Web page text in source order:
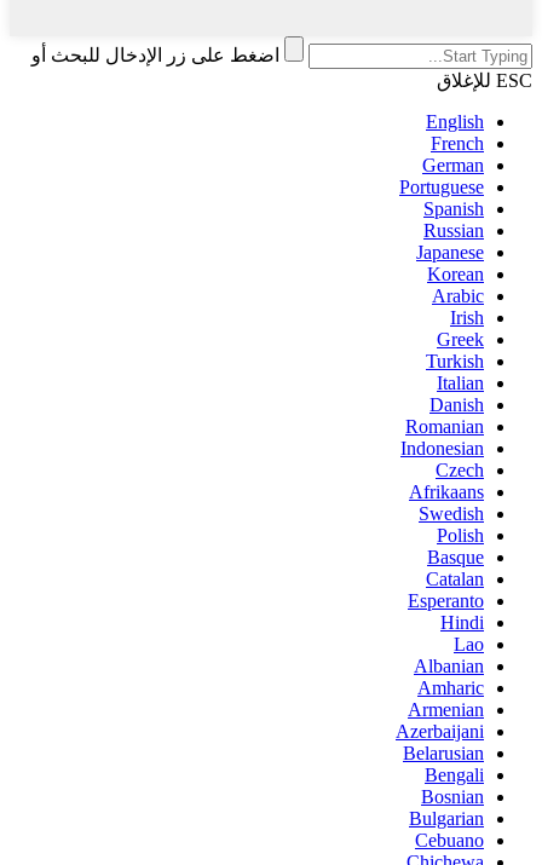
اضغط على زر الإدخال للبحث أو
ESC للإغلاق
English
French
German
Portuguese
Spanish
Russian
Japanese
Korean
Arabic
Irish
Greek
Turkish
Italian
Danish
Romanian
Indonesian
Czech
Afrikaans
Swedish
Polish
Basque
Catalan
Esperanto
Hindi
Lao
Albanian
Amharic
Armenian
Azerbaijani
Belarusian
Bengali
Bosnian
Bulgarian
Cebuano